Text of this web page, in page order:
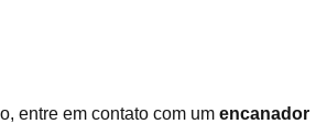
entre em contato com um encanador